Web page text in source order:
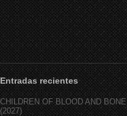
Entradas recientes
CHILDREN OF BLOOD AND BONE
(2027)